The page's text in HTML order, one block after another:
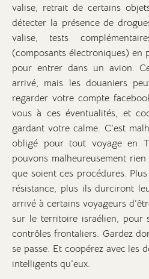
valise, retrait de certains
détecter la présence de
valise, tests
(composants électroniques) en
pour entrer dans un avion.
arrivé, mais les douaniers
regarder votre compte
vous à ces éventualités, et
gardant votre calme. C’est
obligé pour tout voyage en
pouvons malheureusement
que soient ces procédures.
résistance, plus ils durciront
arrivé à certains voyageurs
sur le territoire israélien, pour
contrôles frontaliers. Gardez
se passe. Et coopérez avec les
intelligents qu’eux.